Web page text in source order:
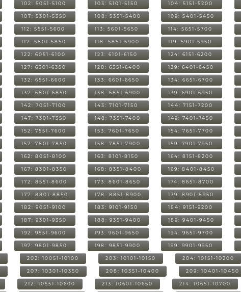
102: 5051-5100 103: 5101-5150 104: 5151-5200
107: 5301-5350 108: 5351-5400 109: 5401-5450
112: 5551-5600 113: 5601-5650 114: 5651-5700
117: 5801-5850 118: 5851-5900 119: 5901-5950
122: 6051-6100 123: 6101-6150 124: 6151-6200
127: 6301-6350 128: 6351-6400 129: 6401-6450
132: 6551-6600 133: 6601-6650 134: 6651-6700
137: 6801-6850 138: 6851-6900 139: 6901-6950
142: 7051-7100 143: 7101-7150 144: 7151-7200
147: 7301-7350 148: 7351-7400 149: 7401-7450
152: 7551-7600 153: 7601-7650 154: 7651-7700
157: 7801-7850 158: 7851-7900 159: 7901-7950
162: 8051-8100 163: 8101-8150 164: 8151-8200
167: 8301-8350 168: 8351-8400 169: 8401-8450
172: 8551-8600 173: 8601-8650 174: 8651-8700
177: 8801-8850 178: 8851-8900 179: 8901-8950
182: 9051-9100 183: 9101-9150 184: 9151-9200
187: 9301-9350 188: 9351-9400 189: 9401-9450
192: 9551-9600 193: 9601-9650 194: 9651-9700
197: 9801-9850 198: 9851-9900 199: 9901-9950
202: 10051-10100 203: 10101-10150 204: 10151-10200
207: 10301-10350 208: 10351-10400 209: 10401-10450
212: 10551-10600 213: 10601-10650 214: 10651-10700